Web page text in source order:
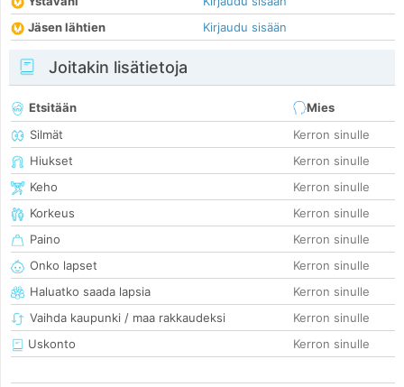
Jäsen lähtien
Kirjaudu sisään
Joitakin lisätietoja
Etsitään
Mies
Silmät
Kerron sinulle
Hiukset
Kerron sinulle
Keho
Kerron sinulle
Korkeus
Kerron sinulle
Paino
Kerron sinulle
Onko lapset
Kerron sinulle
Haluatko saada lapsia
Kerron sinulle
Vaihda kaupunki / maa rakkaudeksi
Kerron sinulle
Uskonto
Kerron sinulle